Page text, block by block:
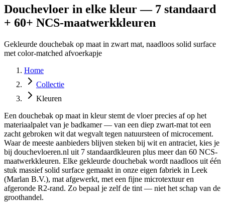
Douchevloer in elke kleur — 7 standaard
+ 60+ NCS-maatwerkkleuren
Gekleurde douchebak op maat in zwart mat, naadloos solid surface
met color-matched afvoerkapje
Home
Collectie
Kleuren
Een douchebak op maat in kleur stemt de vloer precies af op het
materiaalpalet van je badkamer — van een diep zwart-mat tot een
zacht gebroken wit dat wegvalt tegen natuursteen of microcement.
Waar de meeste aanbieders blijven steken bij wit en antraciet, kies je
bij douchevloeren.nl uit 7 standaardkleuren plus meer dan 60 NCS-
maatwerkkleuren. Elke gekleurde douchebak wordt naadloos uit één
stuk massief solid surface gemaakt in onze eigen fabriek in Leek
(Marlan B.V.), mat afgewerkt, met een fijne microtextuur en
afgeronde R2-rand. Zo bepaal je zelf de tint — niet het schap van de
groothandel.